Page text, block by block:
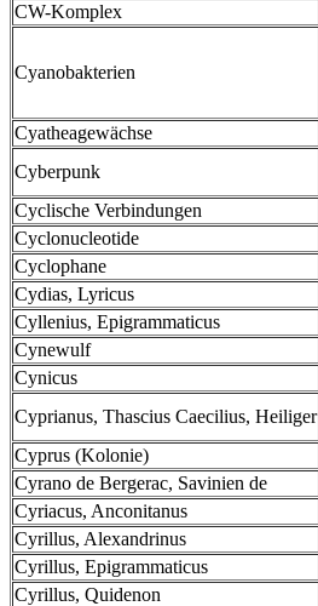
CW-Komplex
Cyanobakterien
Cyatheagewächse
Cyberpunk
Cyclische Verbindungen
Cyclonucleotide
Cyclophane
Cydias, Lyricus
Cyllenius, Epigrammaticus
Cynewulf
Cynicus
Cyprianus, Thascius Caecilius, Heiliger
Cyprus (Kolonie)
Cyrano de Bergerac, Savinien de
Cyriacus, Anconitanus
Cyrillus, Alexandrinus
Cyrillus, Epigrammaticus
Cyrillus, Quidenon